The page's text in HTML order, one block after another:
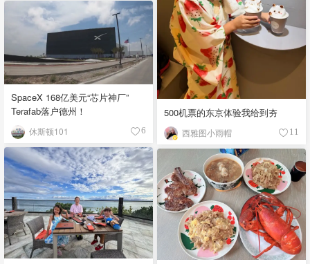
500机票的东京体验我给到夯
西雅图小雨帽 11
SpaceX 168亿美元“芯片神厂”
Terafab落户德州！
休斯顿101 6